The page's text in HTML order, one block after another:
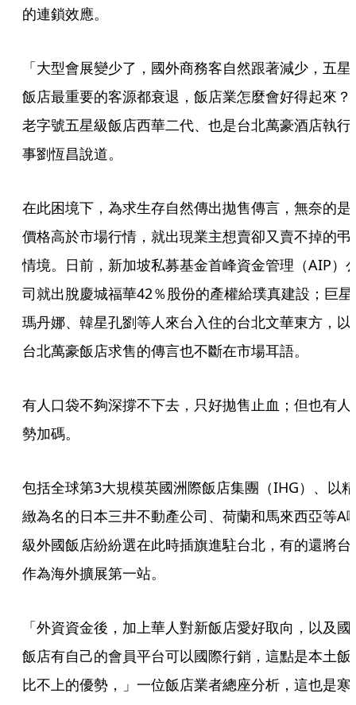
的連鎖效應。
「大型會展變少了，國外商務客自然跟著減少，五星
飯店最重要的客源都衰退，飯店業怎麼會好得起來？
老字號五星級飯店西華二代、也是台北萬豪酒店執行
事劉恆昌說道。
在此困境下，為求生存自然傳出拋售傳言，無奈的是
價格高於市場行情，就出現業主想賣卻又賣不掉的弔
情境。日前，新加坡私募基金首峰資金管理（AIP）
司就出脫慶城福華42％股份的產權給璞真建設；巨星
瑪丹娜、韓星孔劉等人來台入住的台北文華東方，以
台北萬豪飯店求售的傳言也不斷在市場耳語。
有人口袋不夠深撐不下去，只好拋售止血；但也有人
勢加碼。
包括全球第3大規模英國洲際飯店集團（IHG）、以精
緻為名的日本三井不動產公司、荷蘭和馬來西亞等A
級外國飯店紛紛選在此時插旗進駐台北，有的還將台
作為海外擴展第一站。
「外資資金後，加上華人對新飯店愛好取向，以及國
飯店有自己的會員平台可以國際行銷，這點是本土飯
比不上的優勢，」一位飯店業者總座分析，這也是寒